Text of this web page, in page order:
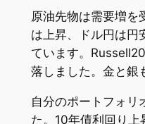
原油先物は需要増を
は上昇、ドル円は円
ています。
落しました。金と銀
自分のポートフォ
た。10年債利回り上